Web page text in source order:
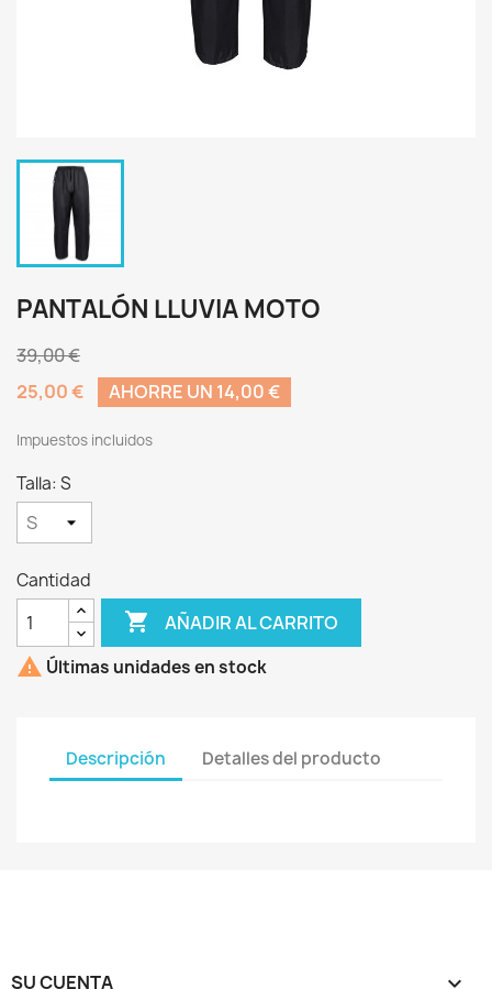
PANTALÓN LLUVIA MOTO
39,00 €
25,00 €
AHORRE UN 14,00 €
Impuestos incluidos
Talla: S
Cantidad
 AÑADIR AL CARRITO
 Últimas unidades en stock
Descripción Detalles del producto
SU CUENTA 